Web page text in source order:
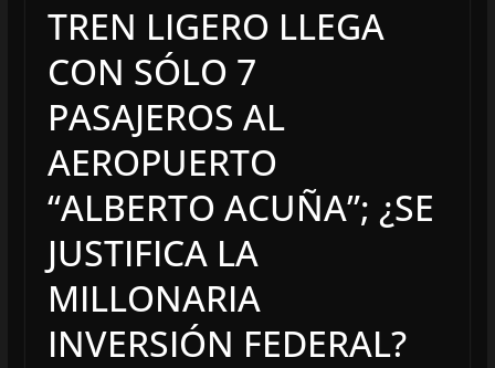
TREN LIGERO LLEGA
CON SÓLO 7
PASAJEROS AL
AEROPUERTO
“ALBERTO ACUÑA”; ¿SE
JUSTIFICA LA
MILLONARIA
INVERSIÓN FEDERAL?